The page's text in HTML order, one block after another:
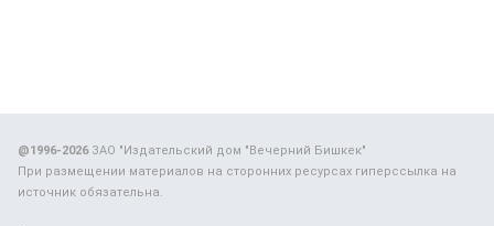
@1996-2026ЗАО "Издательский дом "Вечерний Бишкек"
При размещении материалов на сторонних ресурсах гиперссылка на
источник обязательна.